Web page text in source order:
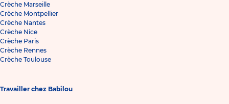
Crèche Marseille
Crèche Montpellier
Crèche Nantes
Crèche Nice
Crèche Paris
Crèche Rennes
Crèche Toulouse
Travailler chez Babilou